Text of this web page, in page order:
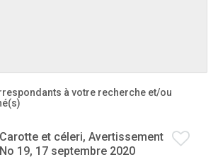
à votre recherche et/ou
Carotte et céleri, Avertissement
No 19, 17 septembre 2020